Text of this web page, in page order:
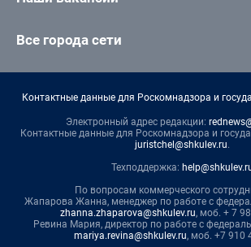
Все города сети
Контактные данные для Роскомнадзора и
Электронный адрес редакции:
Контактные данные для Роскомнадзора и
juristchel@shkulev.ru.
Техподдержка:
По вопросам коммерческого
Жапарова Жанна, менеджер по работе с
zhanna.zhaparova@shkulev.ru, моб. + 7
Ревина Мария, директор по работе с
mariya.revina@shkulev.ru, моб. +7 910